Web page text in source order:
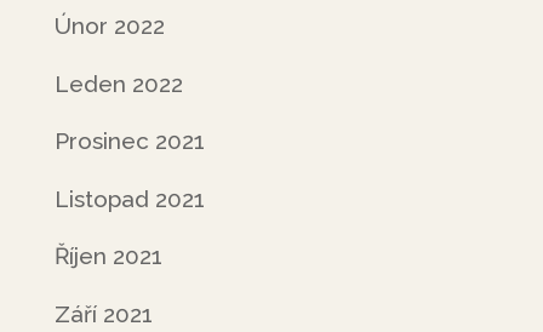
Únor 2022
Leden 2022
Prosinec 2021
Listopad 2021
Říjen 2021
Září 2021